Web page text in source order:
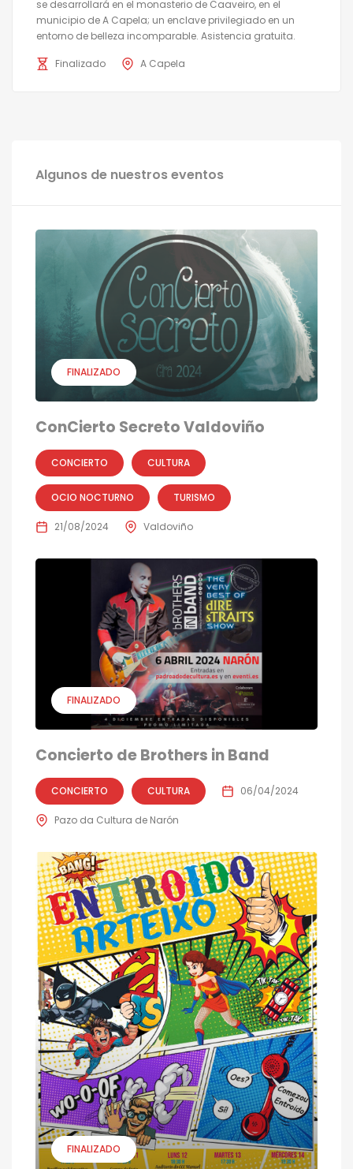
se desarrollará en el monasterio de Caaveiro, en el
municipio de A Capela; un enclave privilegiado en un
entorno de belleza incomparable. Asistencia gratuita.
Finalizado A Capela
Algunos de nuestros eventos
FINALIZADO
ConCierto Secreto Valdoviño
CONCIERTO CULTURA
OCIO NOCTURNO TURISMO
21/08/2024 Valdoviño
FINALIZADO
Concierto de Brothers in Band
CONCIERTO CULTURA 06/04/2024
Pazo da Cultura de Narón
FINALIZADO